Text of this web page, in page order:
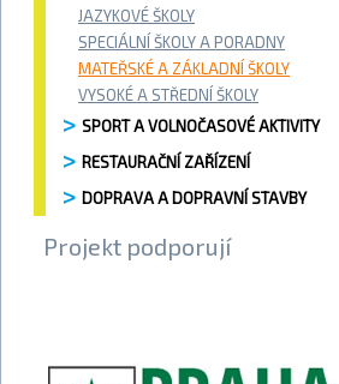
JAZYKOVÉ ŠKOLY
SPECIÁLNÍ ŠKOLY A PORADNY
MATEŘSKÉ A ZÁKLADNÍ ŠKOLY
VYSOKÉ A STŘEDNÍ ŠKOLY
SPORT A VOLNOČASOVÉ AKTIVITY
RESTAURAČNÍ ZAŘÍZENÍ
DOPRAVA A DOPRAVNÍ STAVBY
Projekt podporují